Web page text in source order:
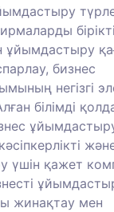
бизнес
негізгі
білімді
үшін қажет
жинақтау мен